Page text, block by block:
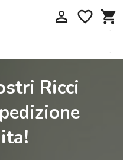
perm_identity favorite_border shopping_cart
Ricci